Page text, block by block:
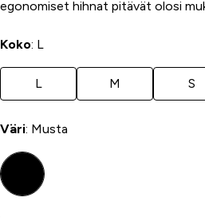
egonomiset hihnat pitävät olosi
Koko: L
L M S
Väri: Musta